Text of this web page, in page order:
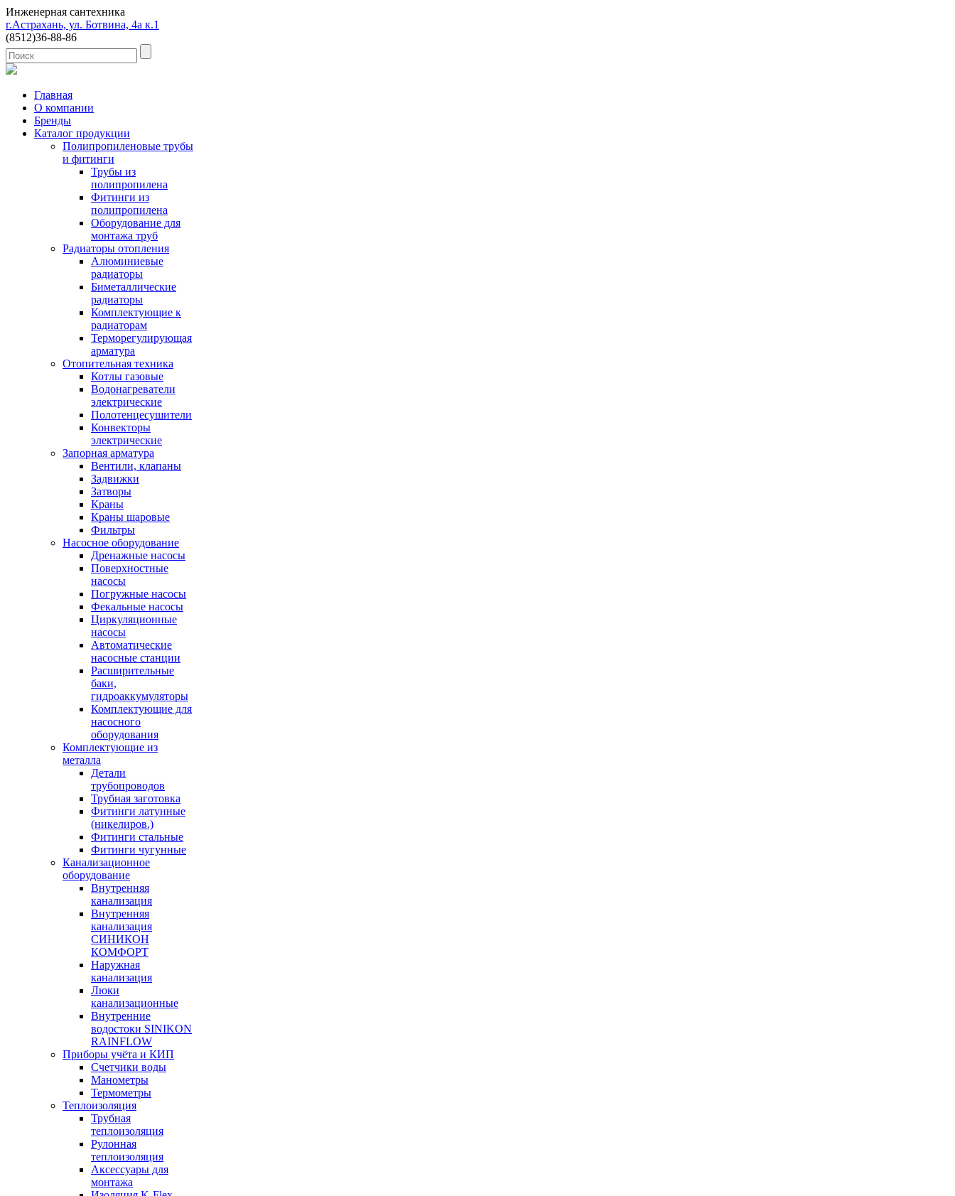
Инженерная сантехника
г.Астрахань, ул. Ботвина, 4а к.1
(8512)36-88-86
Главная
О компании
Бренды
Каталог продукции
Полипропиленовые трубы
и фитинги
Трубы из
полипропилена
Фитинги из
полипропилена
Оборудование для
монтажа труб
Радиаторы отопления
Алюминиевые
радиаторы
Биметаллические
радиаторы
Комплектующие к
радиаторам
Терморегулирующая
арматура
Отопительная техника
Котлы газовые
Водонагреватели
электрические
Полотенцесушители
Конвекторы
электрические
Запорная арматура
Вентили, клапаны
Задвижки
Затворы
Краны
Краны шаровые
Фильтры
Насосное оборудование
Дренажные насосы
Поверхностные
насосы
Погружные насосы
Фекальные насосы
Циркуляционные
насосы
Автоматические
насосные станции
Расширительные
баки,
гидроаккумуляторы
Комплектующие для
насосного
оборудования
Комплектующие из
металла
Детали
трубопроводов
Трубная заготовка
Фитинги латунные
(никелиров.)
Фитинги стальные
Фитинги чугунные
Канализационное
оборудование
Внутренняя
канализация
Внутренняя
канализация
СИНИКОН
КОМФОРТ
Наружная
канализация
Люки
канализационные
Внутренние
водостоки SINIKON
RAINFLOW
Приборы учёта и КИП
Счетчики воды
Манометры
Термометры
Теплоизоляция
Трубная
теплоизоляция
Рулонная
теплоизоляция
Аксессуары для
монтажа